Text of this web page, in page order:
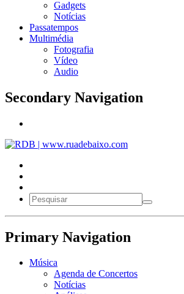
Gadgets
Notícias
Passatempos
Multimédia
Fotografia
Vídeo
Audio
Secondary Navigation
Primary Navigation
Música
Agenda de Concertos
Notícias